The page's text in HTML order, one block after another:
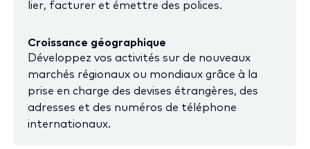
lier, facturer et émettre des polices.
Croissance géographique
Développez vos activités sur de nouveaux
marchés régionaux ou mondiaux grâce à la
prise en charge des devises étrangères, des
adresses et des numéros de téléphone
internationaux.